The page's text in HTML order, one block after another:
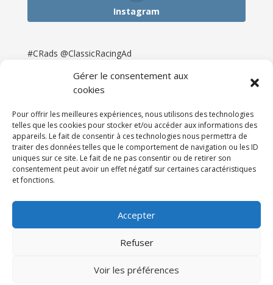
Gérer le consentement aux
cookies
Pour offrir les meilleures expériences, nous utilisons des technologies
telles que les cookies pour stocker et/ou accéder aux informations des
appareils. Le fait de consentir à ces technologies nous permettra de
traiter des données telles que le comportement de navigation ou les ID
uniques sur ce site. Le fait de ne pas consentir ou de retirer son
consentement peut avoir un effet négatif sur certaines caractéristiques
et fonctions.
Accepter
Refuser
Voir les préférences
Instagram
#CRads @ClassicRacingAd
Newsletter & Presse
Partenaires
Tarifs
Espace Client
121DigitalGroup |